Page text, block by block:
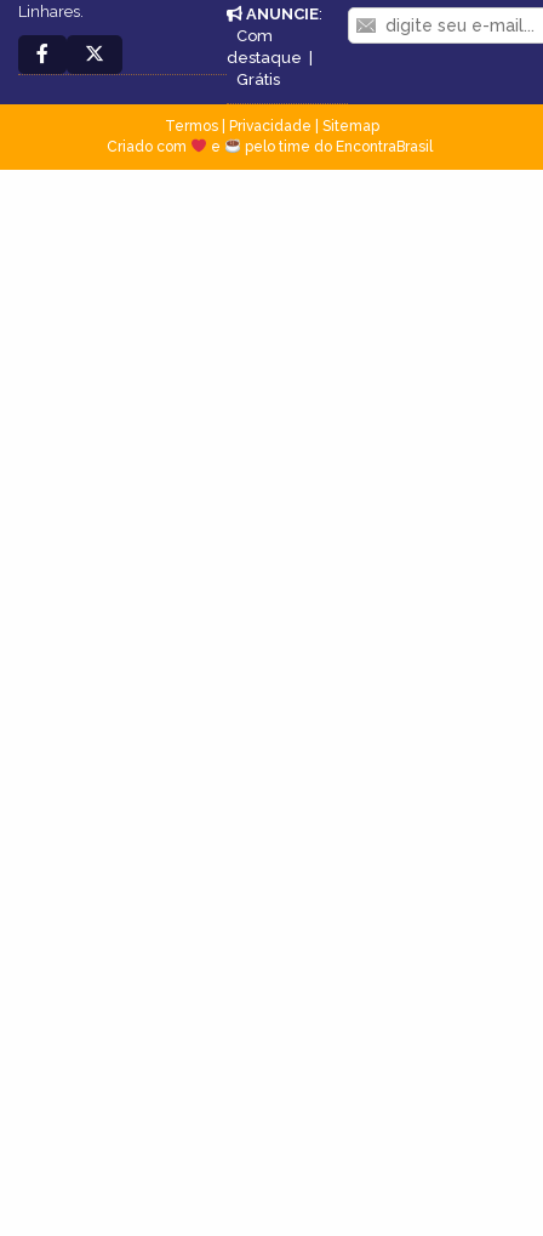
Linhares.
ANUNCIE:
Com
destaque |
Grátis
Termos| Privacidade
Sitemap
Criado com
e pelo time do EncontraBrasil